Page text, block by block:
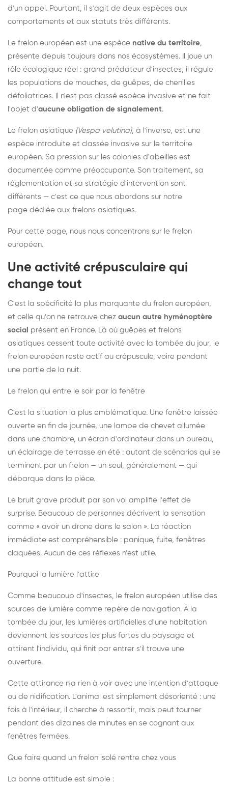
d'un appel. Pourtant, il s'agit de deux espèces aux
comportements et aux statuts très différents.
Le frelon européen est une espèce native du territoire,
présente depuis toujours dans nos écosystèmes. Il joue un
rôle écologique réel : grand prédateur d'insectes, il régule
les populations de mouches, de guêpes, de chenilles
défoliatrices. Il n'est pas classé espèce invasive et ne fait
l'objet d'aucune obligation de signalement.
Le frelon asiatique (Vespa velutina), à l'inverse, est une
espèce introduite et classée invasive sur le territoire
européen. Sa pression sur les colonies d'abeilles est
documentée comme préoccupante. Son traitement, sa
réglementation et sa stratégie d'intervention sont
différents — c'est ce que nous abordons sur notre
page dédiée aux frelons asiatiques.
Pour cette page, nous nous concentrons sur le frelon
européen.
Une activité crépusculaire qui
change tout
C'est la spécificité la plus marquante du frelon européen,
et celle qu'on ne retrouve chez aucun autre hyménoptère
social présent en France. Là où guêpes et frelons
asiatiques cessent toute activité avec la tombée du jour, le
frelon européen reste actif au crépuscule, voire pendant
une partie de la nuit.
Le frelon qui entre le soir par la fenêtre
C'est la situation la plus emblématique. Une fenêtre laissée
ouverte en fin de journée, une lampe de chevet allumée
dans une chambre, un écran d'ordinateur dans un bureau,
un éclairage de terrasse en été : autant de scénarios qui se
terminent par un frelon — un seul, généralement — qui
débarque dans la pièce.
Le bruit grave produit par son vol amplifie l'effet de
surprise. Beaucoup de personnes décrivent la sensation
comme « avoir un drone dans le salon ». La réaction
immédiate est compréhensible : panique, fuite, fenêtres
claquées. Aucun de ces réflexes n'est utile.
Pourquoi la lumière l'attire
Comme beaucoup d'insectes, le frelon européen utilise des
sources de lumière comme repère de navigation. À la
tombée du jour, les lumières artificielles d'une habitation
deviennent les sources les plus fortes du paysage et
attirent l'individu, qui finit par entrer s'il trouve une
ouverture.
Cette attirance n'a rien à voir avec une intention d'attaque
ou de nidification. L'animal est simplement désorienté : une
fois à l'intérieur, il cherche à ressortir, mais peut tourner
pendant des dizaines de minutes en se cognant aux
fenêtres fermées.
Que faire quand un frelon isolé rentre chez vous
La bonne attitude est simple :